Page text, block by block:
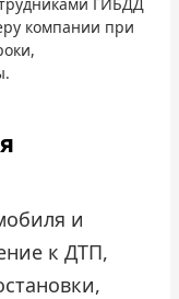
компании при
и
к ДТП,